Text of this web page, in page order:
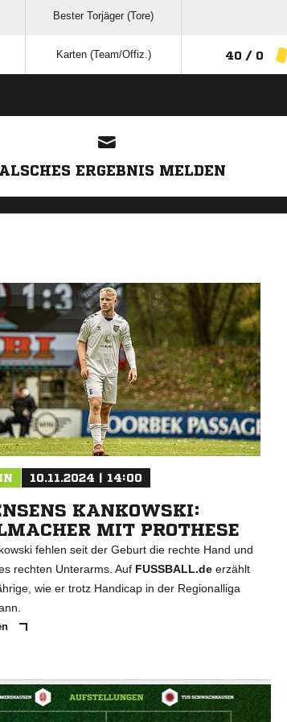
Bester Torjäger (Tore)
Karten (Team/Offiz.) 40 / 0
ERGEBNIS MELDEN
10.11.2024 | 14:00
KANKOWSKI:
MIT PROTHESE
fehlen seit der Geburt die rechte Hand und
rechten Unterarms. Auf FUSSBALL.deerzählt
wie er trotz Handicap in der Regionalliga